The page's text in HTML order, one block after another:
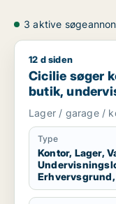
3 aktive
Cicilie søger
12 d siden
Cicilie søger
butik,
garage til
Nordsjælland
Lager / garage /
Type
Kontor, Lager,